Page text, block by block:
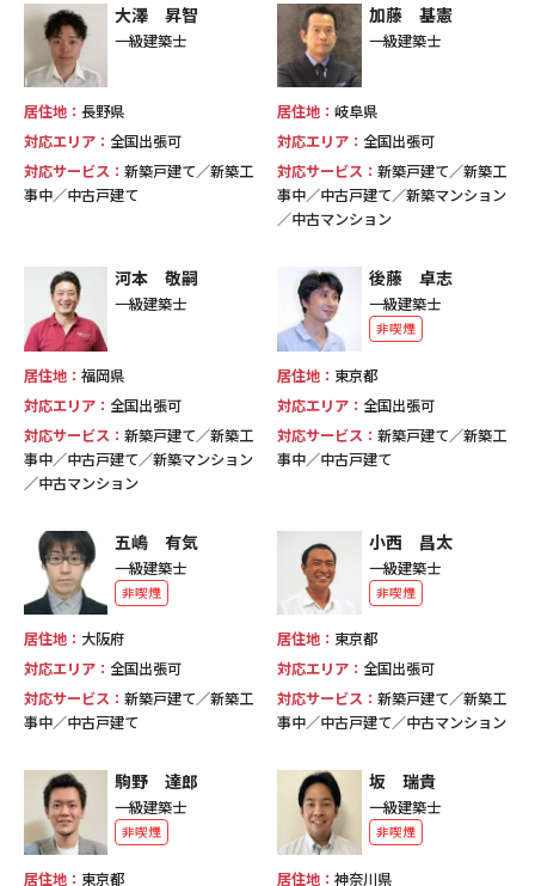
大澤 昇智
一級建築士
居住地： 長野県
対応エリア： 全国出張可
対応サービス： 新築戸建て／新築工
事中／中古戸建て
加藤 基憲
一級建築士
居住地：岐阜県
対応エリア： 全国出張可
対応サービス：新築戸建て／新築工
事中／中古戸建て／新築マンション
／中古マンション
河本 敬嗣
一級建築士
居住地： 福岡県
対応エリア： 全国出張可
対応サービス： 新築戸建て／新築工
事中／中古戸建て／新築マンション
／中古マンション
後藤 卓志
一級建築士
非喫煙
居住地： 東京都
対応エリア： 全国出張可
対応サービス：新築戸建て／新築工
事中／中古戸建て
五嶋 有気
一級建築士
非喫煙
居住地： 大阪府
対応エリア： 全国出張可
対応サービス： 新築戸建て／新築工
事中／中古戸建て
小西 昌太
一級建築士
非喫煙
居住地： 東京都
対応エリア： 全国出張可
対応サービス：新築戸建て／新築工
事中／中古戸建て／中古マンション
駒野 達郎
一級建築士
非喫煙
居住地： 東京都
坂 瑞貴
一級建築士
非喫煙
居住地：神奈川県